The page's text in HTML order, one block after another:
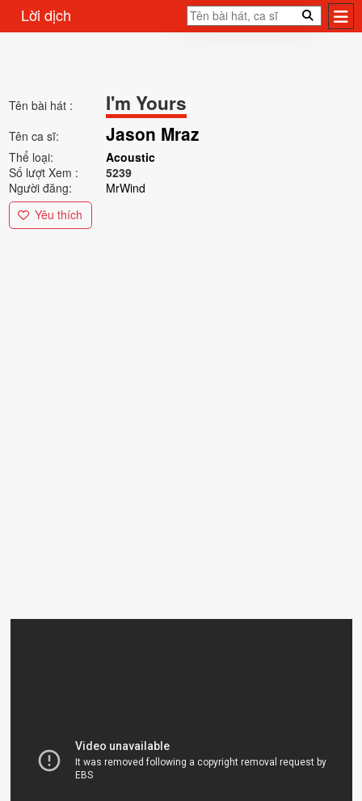
Lời dịch
Tên bài hát : I'm Yours
Tên ca sĩ: Jason Mraz
Thể loại:
Acoustic
Số lượt Xem :
5239
Người đăng:
MrWind
Yêu thích